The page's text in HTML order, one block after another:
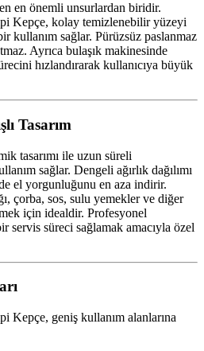
en önemli unsurlardan biridir.
Kepçe, kolay temizlenebilir yüzeyi
kullanım sağlar. Pürüzsüz paslanmaz
Ayrıca bulaşık makinesinde
hızlandırarak kullanıcıya büyük
Tasarım
tasarımı ile uzun süreli
sağlar. Dengeli ağırlık dağılımı
el yorgunluğunu en aza indirir.
çorba, sos, sulu yemekler ve diğer
için idealdir. Profesyonel
servis süreci sağlamak amacıyla özel
geniş kullanım alanlarına